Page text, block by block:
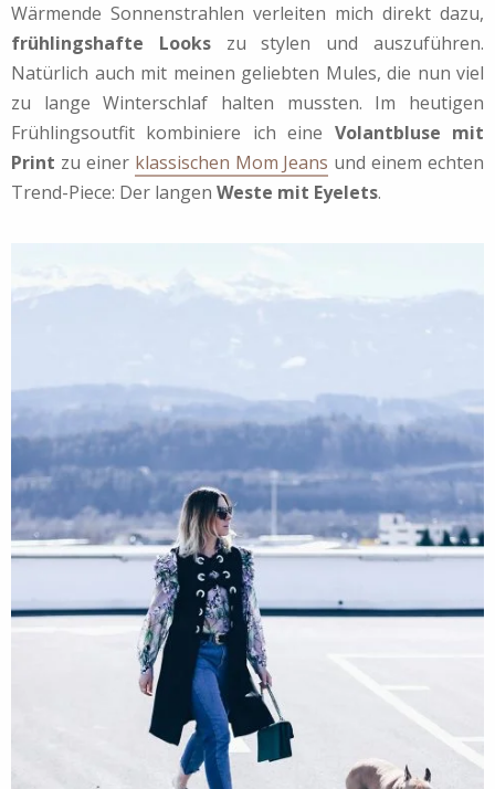
Wärmende Sonnenstrahlen verleiten mich direkt dazu,
frühlingshafte Lookszu stylen und auszuführen.
Natürlich auch mit meinen geliebten Mules, die nun viel
zu lange Winterschlaf halten mussten. Im heutigen
Frühlingsoutfit kombiniere ich eine Volantbluse mit
Print zu einer klassischen Mom Jeans und einem echten
Trend-Piece: Der langen Weste mit Eyelets.